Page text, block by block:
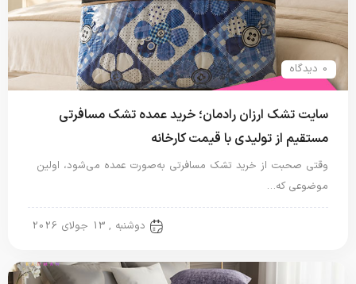
0 دیدگاه
سایت تشک ارزان رادمان؛ خرید عمده تشک مسافرتی
مستقیم از تولیدی با قیمت کارخانه
وقتی صحبت از خرید تشک مسافرتی به‌صورت عمده می‌شود، اولین
موضوعی که…
دوشنبه , 13 جولای 2026